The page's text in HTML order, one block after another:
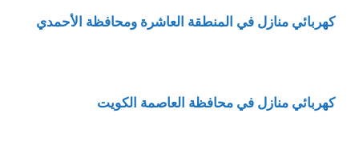
كهربائي منازل في المنطقة العاشرة ومحافظة الأحمدي
كهربائي منازل في محافظة العاصمة الكويت